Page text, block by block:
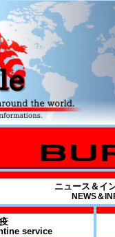
ニュース＆イ
NEWS＆
service